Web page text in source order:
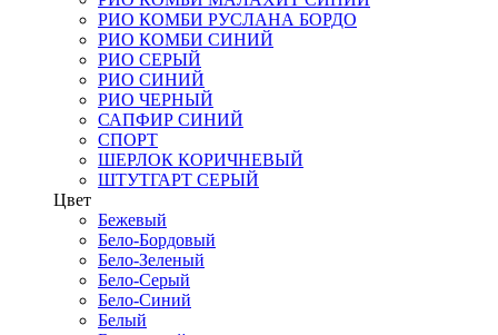
РИО КОМБИ РУСЛАНА БОРДО
РИО КОМБИ СИНИЙ
РИО СЕРЫЙ
РИО СИНИЙ
РИО ЧЕРНЫЙ
САПФИР СИНИЙ
СПОРТ
ШЕРЛОК КОРИЧНЕВЫЙ
ШТУТГАРТ СЕРЫЙ
Цвет
Бежевый
Бело-Бордовый
Бело-Зеленый
Бело-Серый
Бело-Синий
Белый